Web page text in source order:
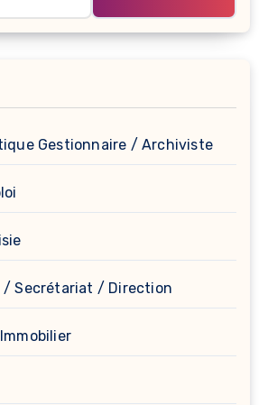
Gestionnaire / Archiviste
Secrétariat / Direction